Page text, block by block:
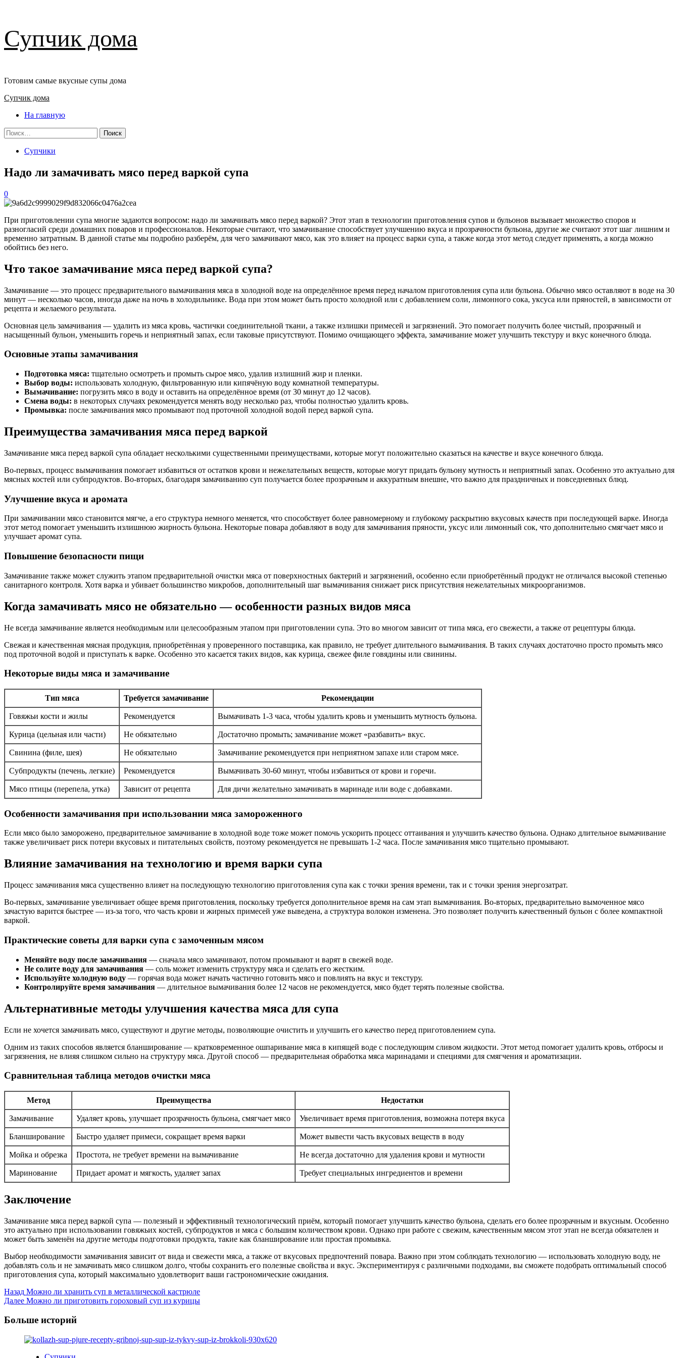
к
содержимому
Супчик дома
Готовим самые вкусные супы дома
Основное
Супчик дома
На главную
Найти:
Супчики
Надо ли замачивать мясо перед варкой супа
0
При приготовлении супа многие задаются вопросом: надо ли замачивать мясо перед варкой? Этот этап в технологии приготовления супов и бульонов вызывает множество споров и
разногласий среди домашних поваров и профессионалов. Некоторые считают, что замачивание способствует улучшению вкуса и прозрачности бульона, другие же считают этот шаг лишним и
временно затратным. В данной статье мы подробно разберём, для чего замачивают мясо, как это влияет на процесс варки супа, а также когда этот метод следует применять, а когда можно
обойтись без него.
Что такое замачивание мяса перед варкой супа?
Замачивание — это процесс предварительного вымачивания мяса в холодной воде на определённое время перед началом приготовления супа или бульона. Обычно мясо оставляют в воде на 30
минут — несколько часов, иногда даже на ночь в холодильнике. Вода при этом может быть просто холодной или с добавлением соли, лимонного сока, уксуса или пряностей, в зависимости от
рецепта и желаемого результата.
Основная цель замачивания — удалить из мяса кровь, частички соединительной ткани, а также излишки примесей и загрязнений. Это помогает получить более чистый, прозрачный и
насыщенный бульон, уменьшить горечь и неприятный запах, если таковые присутствуют. Помимо очищающего эффекта, замачивание может улучшить текстуру и вкус конечного блюда.
Основные этапы замачивания
Подготовка мяса: тщательно осмотреть и промыть сырое мясо, удалив излишний жир и пленки.
Выбор воды: использовать холодную, фильтрованную или кипячёную воду комнатной температуры.
Вымачивание: погрузить мясо в воду и оставить на определённое время (от 30 минут до 12 часов).
Смена воды: в некоторых случаях рекомендуется менять воду несколько раз, чтобы полностью удалить кровь.
Промывка: после замачивания мясо промывают под проточной холодной водой перед варкой супа.
Преимущества замачивания мяса перед варкой
Замачивание мяса перед варкой супа обладает несколькими существенными преимуществами, которые могут положительно сказаться на качестве и вкусе конечного блюда.
Во-первых, процесс вымачивания помогает избавиться от остатков крови и нежелательных веществ, которые могут придать бульону мутность и неприятный запах. Особенно это актуально для
мясных костей или субпродуктов. Во-вторых, благодаря замачиванию суп получается более прозрачным и аккуратным внешне, что важно для праздничных и повседневных блюд.
Улучшение вкуса и аромата
При замачивании мясо становится мягче, а его структура немного меняется, что способствует более равномерному и глубокому раскрытию вкусовых качеств при последующей варке. Иногда
этот метод помогает уменьшить излишнюю жирность бульона. Некоторые повара добавляют в воду для замачивания пряности, уксус или лимонный сок, что дополнительно смягчает мясо и
улучшает аромат супа.
Повышение безопасности пищи
Замачивание также может служить этапом предварительной очистки мяса от поверхностных бактерий и загрязнений, особенно если приобретённый продукт не отличался высокой степенью
санитарного контроля. Хотя варка и убивает большинство микробов, дополнительный шаг вымачивания снижает риск присутствия нежелательных микроорганизмов.
Когда замачивать мясо не обязательно — особенности разных видов мяса
Не всегда замачивание является необходимым или целесообразным этапом при приготовлении супа. Это во многом зависит от типа мяса, его свежести, а также от рецептуры блюда.
Свежая и качественная мясная продукция, приобретённая у проверенного поставщика, как правило, не требует длительного вымачивания. В таких случаях достаточно просто промыть мясо
под проточной водой и приступать к варке. Особенно это касается таких видов, как курица, свежее филе говядины или свинины.
Некоторые виды мяса и замачивание
Тип мяса Требуется замачивание Рекомендации
Говяжьи кости и жилы Рекомендуется Вымачивать 1-3 часа, чтобы удалить кровь и уменьшить мутность бульона.
Курица (цельная или части) Не обязательно Достаточно промыть; замачивание может «разбавить» вкус.
Свинина (филе, шея) Не обязательно Замачивание рекомендуется при неприятном запахе или старом мясе.
Субпродукты (печень, легкие) Рекомендуется Вымачивать 30-60 минут, чтобы избавиться от крови и горечи.
Мясо птицы (перепела, утка) Зависит от рецепта Для дичи желательно замачивать в маринаде или воде с добавками.
Особенности замачивания при использовании мяса замороженного
Если мясо было заморожено, предварительное замачивание в холодной воде тоже может помочь ускорить процесс оттаивания и улучшить качество бульона. Однако длительное вымачивание
также увеличивает риск потери вкусовых и питательных свойств, поэтому рекомендуется не превышать 1-2 часа. После замачивания мясо тщательно промывают.
Влияние замачивания на технологию и время варки супа
Процесс замачивания мяса существенно влияет на последующую технологию приготовления супа как с точки зрения времени, так и с точки зрения энергозатрат.
Во-первых, замачивание увеличивает общее время приготовления, поскольку требуется дополнительное время на сам этап вымачивания. Во-вторых, предварительно вымоченное мясо
зачастую варится быстрее — из-за того, что часть крови и жирных примесей уже выведена, а структура волокон изменена. Это позволяет получить качественный бульон с более компактной
варкой.
Практические советы для варки супа с замоченным мясом
Меняйте воду после замачивания — сначала мясо замачивают, потом промывают и варят в свежей воде.
Не солите воду для замачивания — соль может изменить структуру мяса и сделать его жестким.
Используйте холодную воду — горячая вода может начать частично готовить мясо и повлиять на вкус и текстуру.
Контролируйте время замачивания — длительное вымачивания более 12 часов не рекомендуется, мясо будет терять полезные свойства.
Альтернативные методы улучшения качества мяса для супа
Если не хочется замачивать мясо, существуют и другие методы, позволяющие очистить и улучшить его качество перед приготовлением супа.
Одним из таких способов является бланширование — кратковременное ошпаривание мяса в кипящей воде с последующим сливом жидкости. Этот метод помогает удалить кровь, отбросы и
загрязнения, не влияя слишком сильно на структуру мяса. Другой способ — предварительная обработка мяса маринадами и специями для смягчения и ароматизации.
Сравнительная таблица методов очистки мяса
Метод Преимущества Недостатки
Замачивание Удаляет кровь, улучшает прозрачность бульона, смягчает мясо Увеличивает время приготовления, возможна потеря вкуса
Бланширование Быстро удаляет примеси, сокращает время варки Может вывести часть вкусовых веществ в воду
Мойка и обрезка Простота, не требует времени на вымачивание Не всегда достаточно для удаления крови и мутности
Маринование Придает аромат и мягкость, удаляет запах Требует специальных ингредиентов и времени
Заключение
Замачивание мяса перед варкой супа — полезный и эффективный технологический приём, который помогает улучшить качество бульона, сделать его более прозрачным и вкусным. Особенно
это актуально при использовании говяжьих костей, субпродуктов и мяса с большим количеством крови. Однако при работе с свежим, качественным мясом этот этап не всегда обязателен и
может быть заменён на другие методы подготовки продукта, такие как бланширование или простая промывка.
Выбор необходимости замачивания зависит от вида и свежести мяса, а также от вкусовых предпочтений повара. Важно при этом соблюдать технологию — использовать холодную воду, не
добавлять соль и не замачивать мясо слишком долго, чтобы сохранить его полезные свойства и вкус. Экспериментируя с различными подходами, вы сможете подобрать оптимальный способ
приготовления супа, который максимально удовлетворит ваши гастрономические ожидания.
Post
Navigation
Назад Можно ли хранить суп в металлической кастрюле
Далее Можно ли приготовить гороховый суп из курицы
Больше историй